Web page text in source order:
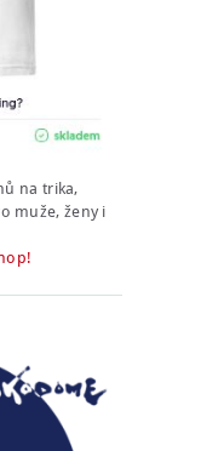
na trika,
muže, ženy i